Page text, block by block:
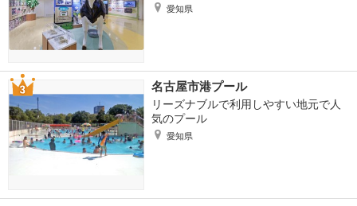
愛知県
名古屋市港プール
リーズナブルで利用しやすい地元で人
気のプール
愛知県